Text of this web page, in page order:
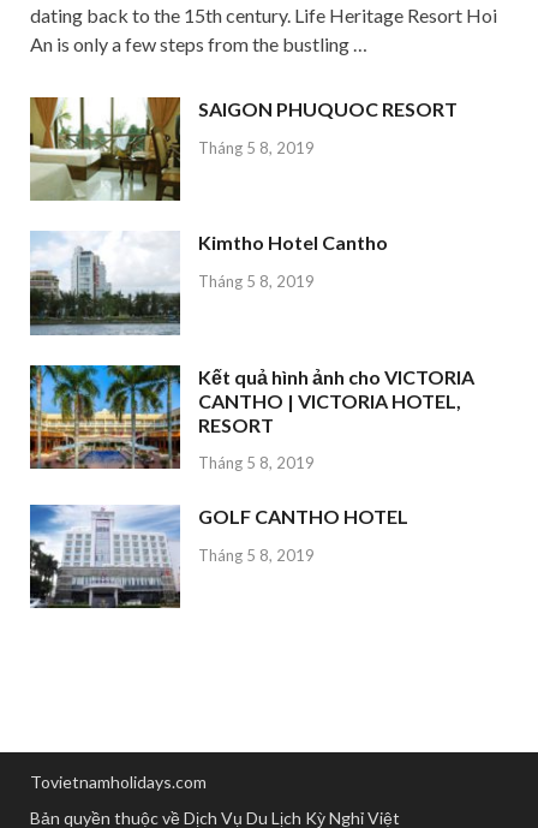
dating back to the 15th century. Life Heritage Resort Hoi
An is only a few steps from the bustling …
SAIGON PHUQUOC RESORT
Tháng 5 8, 2019
Kimtho Hotel Cantho
Tháng 5 8, 2019
Kết quả hình ảnh cho VICTORIA
CANTHO | VICTORIA HOTEL,
RESORT
Tháng 5 8, 2019
GOLF CANTHO HOTEL
Tháng 5 8, 2019
Tovietnamholidays.com
Bản quyền thuộc về Dịch Vụ Du Lịch Kỳ Nghỉ Việt